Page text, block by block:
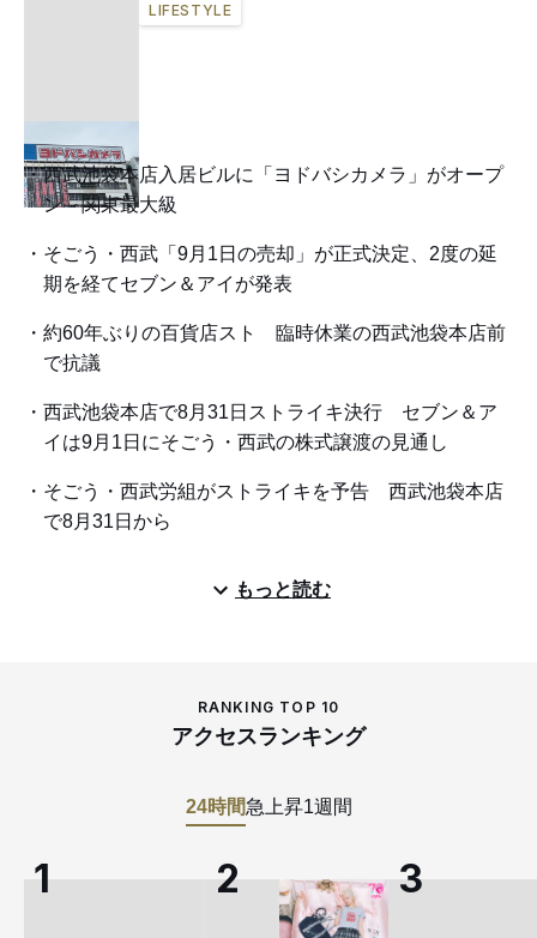
LIFESTYLE
西武池袋本店入居ビルに「ヨドバシカメラ」がオープ
ン 関東最大級
そごう・西武「9月1日の売却」が正式決定、2度の延
期を経てセブン＆アイが発表
約60年ぶりの百貨店スト 臨時休業の西武池袋本店前
で抗議
西武池袋本店で8月31日ストライキ決行 セブン＆ア
イは9月1日にそごう・西武の株式譲渡の見通し
そごう・西武労組がストライキを予告 西武池袋本店
で8月31日から
もっと読む
RANKING TOP 10
アクセスランキング
24時間急上昇1週間